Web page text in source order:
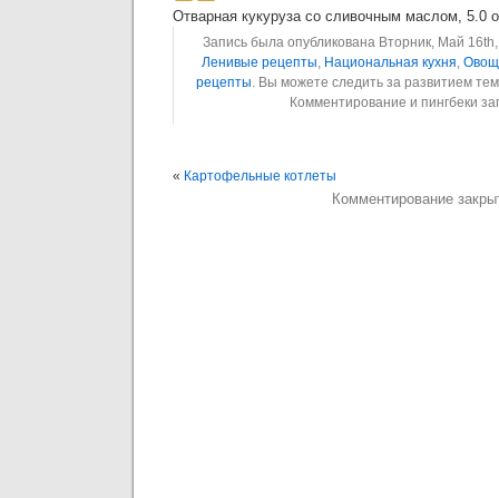
Отварная кукуруза со сливочным маслом, 5.0
Запись была опубликована Вторник, Май
Ленивые рецепты, Национальная кухня,
рецепты. Вы можете следить за развитием
Комментирование и пингбеки
« Картофельные котлеты
Комментирование